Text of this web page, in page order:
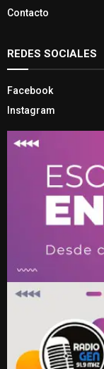
Contacto
REDES SOCIALES
Facebook
Instagram